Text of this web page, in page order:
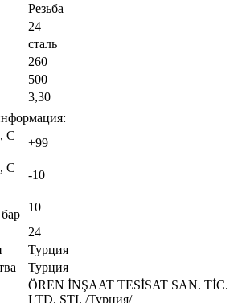
Резьба
24
сталь
260
500
3,30
С
+99
С
-10
10
24
Турция
Турция
ÖREN İNŞAAT TESİSAT SAN. TİC.
LTD. STI. /Турция/